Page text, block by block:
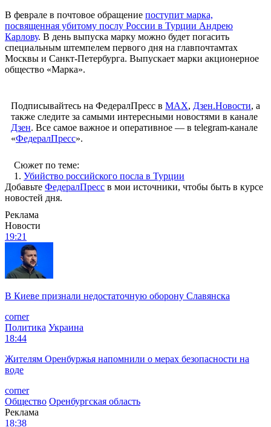
В феврале в почтовое обращение поступит марка,
посвященная убитому послу России в Турции Андрею
Карлову. В день выпуска марку можно будет погасить
специальным штемпелем первого дня на главпочтамтах
Москвы и Санкт-Петербурга. Выпускает марки акционерное
общество «Марка».
Подписывайтесь на ФедералПресс в МАХ, Дзен.Новости, а
также следите за самыми интересными новостями в канале
Дзен. Все самое важное и оперативное — в telegram-канале
«ФедералПресс».
Сюжет по теме:
1. Убийство российского посла в Турции
Добавьте ФедералПресс в мои источники, чтобы быть в курсе
новостей дня.
Реклама
Новости
19:21
В Киеве признали недостаточную оборону Славянска
corner
Политика Украина
18:44
Жителям Оренбуржья напомнили о мерах безопасности на
воде
corner
Общество Оренбургская область
Реклама
18:38